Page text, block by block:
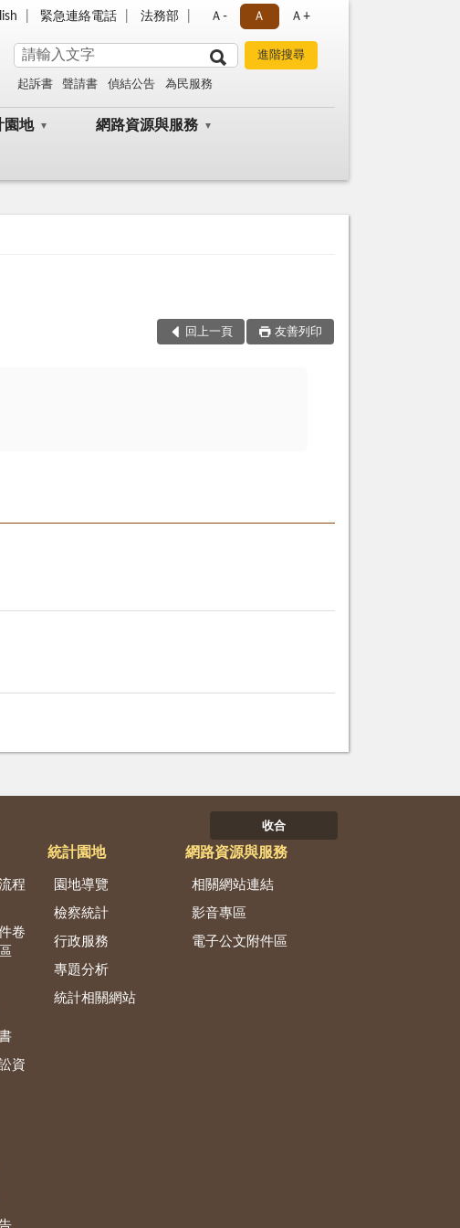
緊急連絡電話 法務部 Ａ- Ａ Ａ+
起訴書 聲請書 偵結公告 為民服務
園地 網路資源與服務
回上一頁 友善列印
收合
程
卷
資
統計園地
園地導覽
檢察統計
行政服務
專題分析
統計相關網站
網路資源與服務
相關網站連結
影音專區
電子公文附件區